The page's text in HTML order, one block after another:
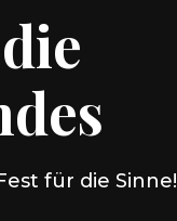
für die Sinne!